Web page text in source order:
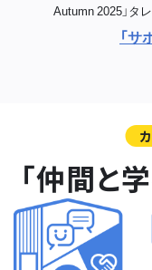
Autumn 2025」タ
「
「仲間と